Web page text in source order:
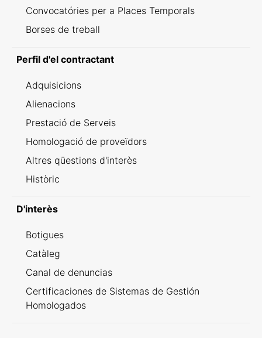
Convocatóries per a Places Temporals
Borses de treball
Perfil d'el contractant
Adquisicions
Alienacions
Prestació de Serveis
Homologació de proveïdors
Altres qüestions d'interès
Històric
D'interès
Botigues
Catàleg
Canal de denuncias
Certificaciones de Sistemas de Gestión
Homologados